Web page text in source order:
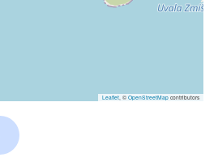
Leaflet, © OpenStreetMap contributors